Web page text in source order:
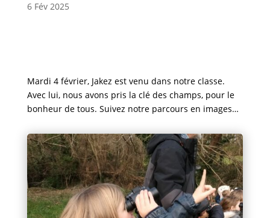
6 Fév 2025
Mardi 4 février, Jakez est venu dans notre classe.
Avec lui, nous avons pris la clé des champs, pour le
bonheur de tous. Suivez notre parcours en images…